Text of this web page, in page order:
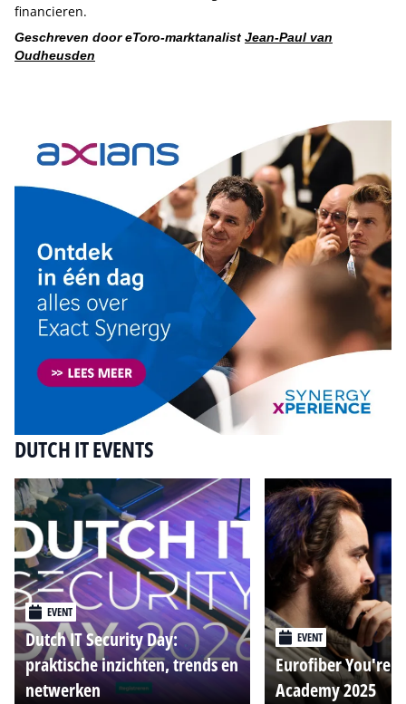
financieren.
Geschreven door eToro-marktanalist Jean-Paul van
Oudheusden
DUTCH IT EVENTS
EVENT
Dutch IT Security Day:
praktische inzichten, trends en
netwerken
EVENT
Eurofiber You're
Academy 2025